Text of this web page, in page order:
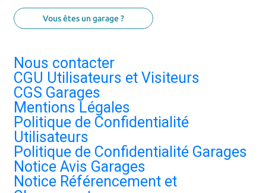
Vous êtes un garage ?
Nous contacter
CGU Utilisateurs et Visiteurs
CGS Garages
Mentions Légales
Politique de Confidentialité
Utilisateurs
Politique de Confidentialité Garages
Notice Avis Garages
Notice Référencement et